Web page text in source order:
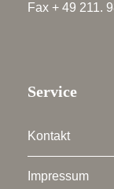
Fax + 49 211.
Service
Kontakt
Impressum